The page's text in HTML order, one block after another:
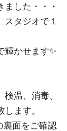
した・・・
スタジオで１
輝かせます✨
温、消毒、
ます。
面をご確認